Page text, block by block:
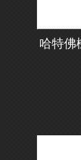
哈特佛